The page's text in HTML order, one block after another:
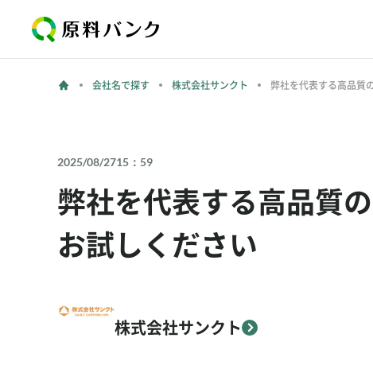
会社名で探す 株式会社サンクト 弊社を代表する高品質
2025/08/2715：59
弊社を代表する高品質
お試しください
株式会社サンクト